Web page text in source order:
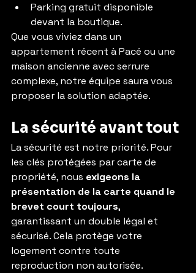
Parking gratuit disponible
devant la boutique.
Que vous viviez dans un
appartement récent à Pacé ou une
maison ancienne avec serrure
complexe, notre équipe saura vous
proposer la solution adaptée.
La sécurité avant tout
La sécurité est notre priorité. Pour
les clés protégées par carte de
propriété, nous exigeons la
présentation de la carte quand le
brevet court toujours,
garantissant un double légal et
sécurisé. Cela protège votre
logement contre toute
reproduction non autorisée.